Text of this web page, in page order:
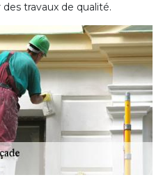
travaux de qualité.